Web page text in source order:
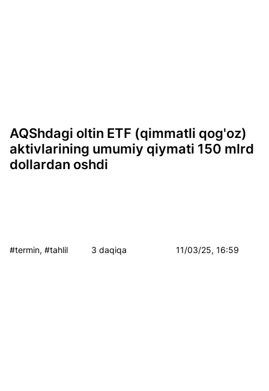
AQShdagi oltin ETF (qimmatli qog'oz)
aktivlarining umumiy qiymati 150 mlrd
dollardan oshdi
#termin, #tahlil 3 daqiqa 11/03/25, 16:59